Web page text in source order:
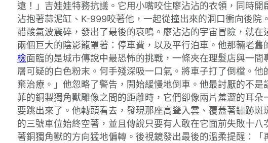
遠！」吉娃娃特務抗議。它用小嘴咬住廖沾沾的衣領，同時
沾抱著蒜泥缸、K-999咬著他，一起從撞出來的洞口衝向後
醋酸氣波震碎，發出了最後的哀鳴。廖沾沾的宇宙冒險，就
兩個巨大的陰影籠罩著：停車費，以及平行泊車。他那輛老
檢面臨的是城市傳說中最恐怖的挑戰，一條夾在理髮店與一
層可疑的白色粉末。何手殘深吸一口氣。將車子打了倒檔。
棄治療。」他忽略了警告，開始緩慢地倒車。他最討厭的不
菲的銅製獨角獸雕像之間的距離時，它們卻像兩片羞澀的耳
要跳出來了。他轉頭看去，發現那座高聳入雲、覆蓋著鏽跡
的三號車位始終空著，並且傳說只要有人敢在它面前失敗十
著銅獨角獸的方向猛地偏轉。後視鏡發出最後的溫柔提醒：